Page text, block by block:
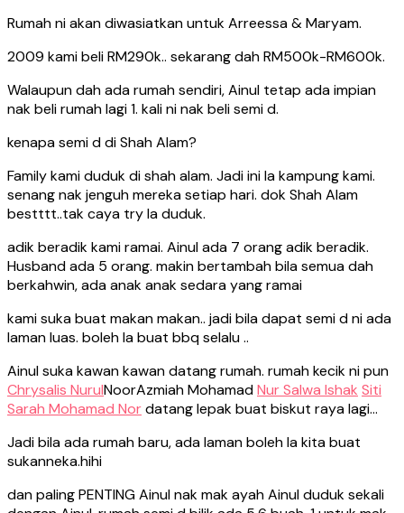
Rumah ni akan diwasiatkan untuk Arreessa & Maryam.
2009 kami beli RM290k.. sekarang dah RM500k-RM600k.
Walaupun dah ada rumah sendiri, Ainul tetap ada impian
nak beli rumah lagi 1. kali ni nak beli semi d.
kenapa semi d di Shah Alam?
Family kami duduk di shah alam. Jadi ini la kampung kami.
senang nak jenguh mereka setiap hari. dok Shah Alam
bestttt..tak caya try la duduk.
adik beradik kami ramai. Ainul ada 7 orang adik beradik.
Husband ada 5 orang. makin bertambah bila semua dah
berkahwin, ada anak anak sedara yang ramai
kami suka buat makan makan.. jadi bila dapat semi d ni ada
laman luas. boleh la buat bbq selalu ..
Ainul suka kawan kawan datang rumah. rumah kecik ni pun
Chrysalis NurulNoorAzmiah MohamadNur Salwa Ishak Siti
Sarah Mohamad Nordatang lepak buat biskut raya lagi…
Jadi bila ada rumah baru, ada laman boleh la kita buat
sukanneka.hihi
dan paling PENTING Ainul nak mak ayah Ainul duduk sekali